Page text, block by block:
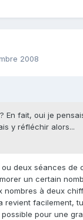
2008
En fait, oui je
y réfléchir alors...
deux séances de
un certain
nombres à deux
revient facilement,
pour une